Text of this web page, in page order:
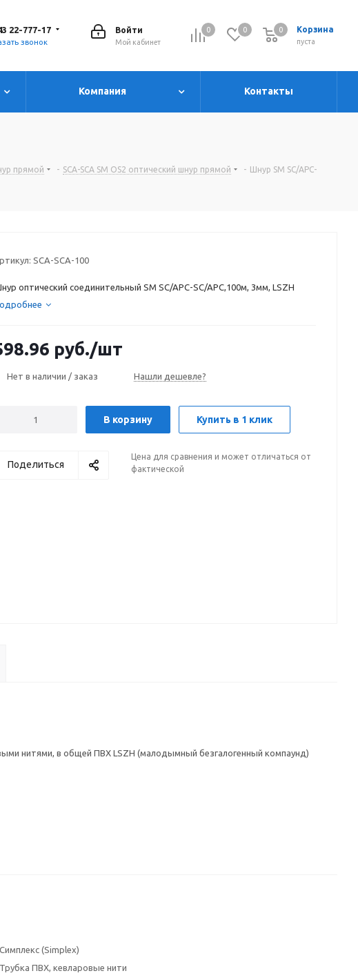
0 0 Корзина
0
пуста
0
Войти
Мой кабинет
22-777-17
звонок
Компания Контакты
прямой - SCA-SCA SM OS2 оптический шнур прямой - Шнур SM SC/APC-
SCA-SCA-100
оптический соединительный SM SC/APC-SC/APC,100м, 3мм, LSZH
руб./шт
Нет в наличии / заказ Нашли дешевле?
В корзину Купить в 1 клик
Поделиться
Цена для сравнения и может отличаться от
фактической
нитями, в общей ПВХ LSZH (малодымный безгалогенный компаунд)
Симплекс (Simplex)
Трубка ПВХ, кевларовые нити